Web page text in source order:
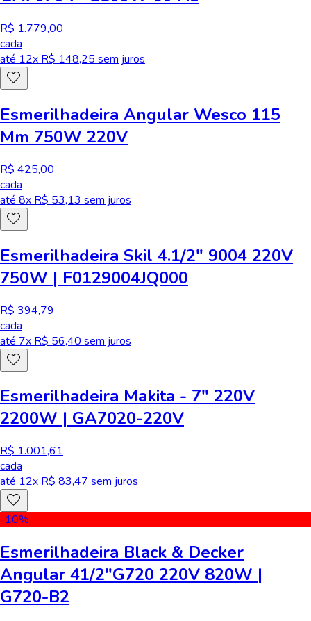
R$ 1.779,00
cada
até 12x R$ 148,25 sem juros
Esmerilhadeira Angular Wesco 115
Mm 750W 220V
R$ 425,00
cada
até 8x R$ 53,13 sem juros
Esmerilhadeira Skil 4.1/2" 9004 220V
750W | F0129004JQ000
R$ 394,79
cada
até 7x R$ 56,40 sem juros
Esmerilhadeira Makita - 7" 220V
2200W | GA7020-220V
R$ 1.001,61
cada
até 12x R$ 83,47 sem juros
-10%
Esmerilhadeira Black & Decker
Angular 41/2"G720 220V 820W |
G720-B2